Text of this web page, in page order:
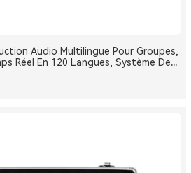
Audio Multilingue Pour Groupes,
Réel En 120 Langues, Système De
Conférences One-To-Many, Diffusion
2.4G